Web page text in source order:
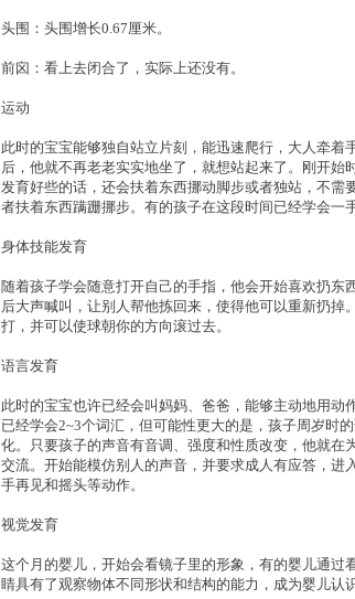
头围：头围增长0.67厘米。
前囟：看上去闭合了，实际上还没有。
运动
此时的宝宝能够独自站立片刻，能迅速爬行，大人牵
后，他就不再老老实实地坐了，就想站起来了。刚开
发育好些的话，还会扶着东西挪动脚步或者独站，不
者扶着东西蹒跚挪步。有的孩子在这段时间已经学会一
身体技能发育
随着孩子学会随意打开自己的手指，他会开始喜欢扔
后大声喊叫，让别人帮他拣回来，使得他可以重新扔
打，并可以使球朝你的方向滚过去。
语言发育
此时的宝宝也许已经会叫妈妈、爸爸，能够主动地用
已经学会2~3个词汇，但可能性更大的是，孩子周岁时
化。只要孩子的声音有音调、强度和性质改变，他就
交流。开始能模仿别人的声音，并要求成人有应答，
手再见和摇头等动作。
视觉发育
这个月的婴儿，开始会看镜子里的形象，有的婴儿通
睛具有了观察物体不同形状和结构的能力，成为婴儿认